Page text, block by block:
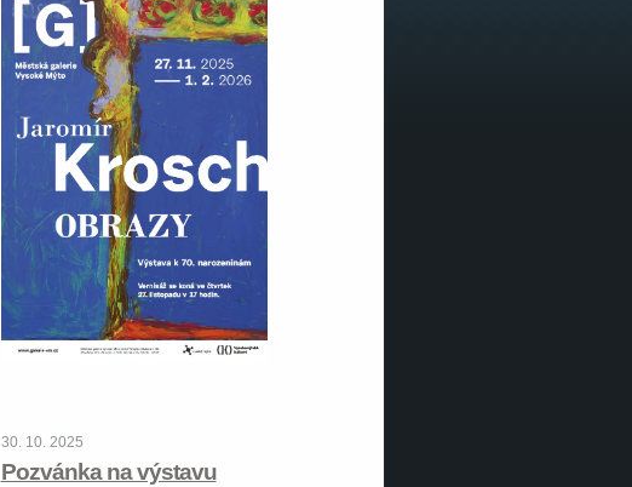
30. 10. 2025
Pozvánka na výstavu